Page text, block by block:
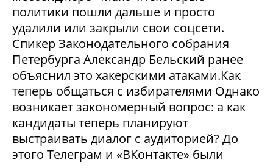
политики пошли дальше и просто
удалили или закрыли свои соцсети.
Спикер Законодательного собрания
Петербурга Александр Бельский ранее
объяснил это хакерскими атаками.Как
теперь общаться с избирателями Однако
возникает закономерный вопрос: а как
кандидаты теперь планируют
выстраивать диалог с аудиторией? До
этого Телеграм и «ВКонтакте» были